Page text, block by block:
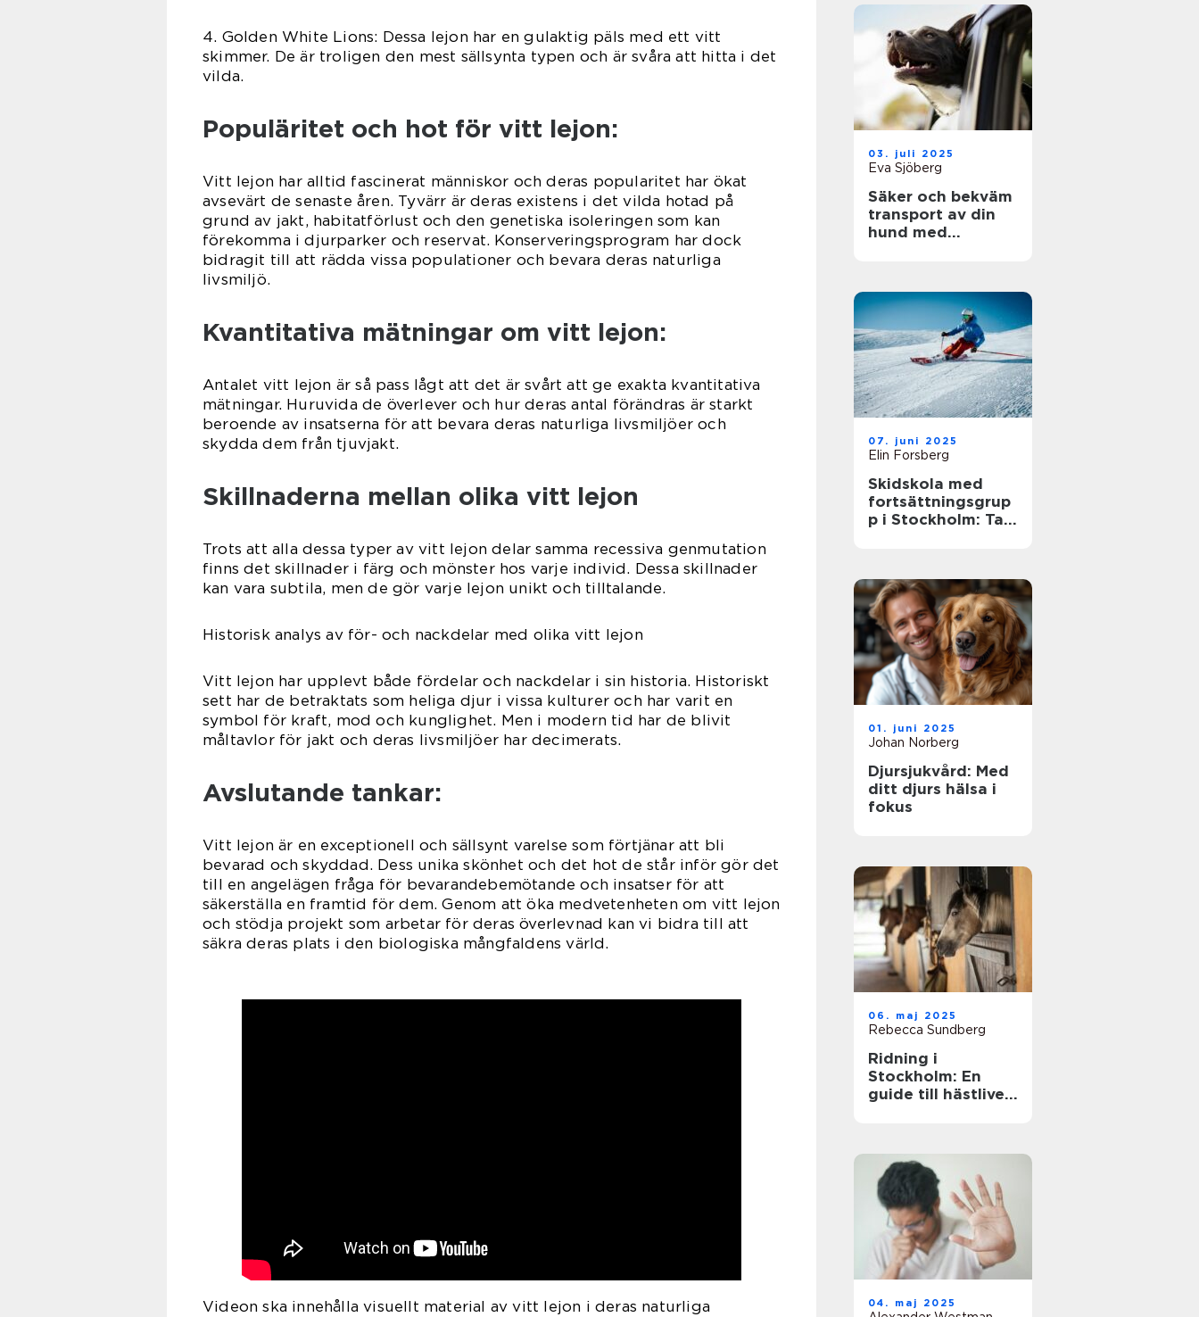
4. Golden White Lions: Dessa lejon har en gulaktig päls med ett vitt
skimmer. De är troligen den mest sällsynta typen och är svåra att hitta i det
vilda.
Populäritet och hot för vitt lejon:
Vitt lejon har alltid fascinerat människor och deras popularitet har ökat
avsevärt de senaste åren. Tyvärr är deras existens i det vilda hotad på
grund av jakt, habitatförlust och den genetiska isoleringen som kan
förekomma i djurparker och reservat. Konserveringsprogram har dock
bidragit till att rädda vissa populationer och bevara deras naturliga
livsmiljö.
Kvantitativa mätningar om vitt lejon:
Antalet vitt lejon är så pass lågt att det är svårt att ge exakta kvantitativa
mätningar. Huruvida de överlever och hur deras antal förändras är starkt
beroende av insatserna för att bevara deras naturliga livsmiljöer och
skydda dem från tjuvjakt.
Skillnaderna mellan olika vitt lejon
Trots att alla dessa typer av vitt lejon delar samma recessiva genmutation
finns det skillnader i färg och mönster hos varje individ. Dessa skillnader
kan vara subtila, men de gör varje lejon unikt och tilltalande.
Historisk analys av för- och nackdelar med olika vitt lejon
Vitt lejon har upplevt både fördelar och nackdelar i sin historia. Historiskt
sett har de betraktats som heliga djur i vissa kulturer och har varit en
symbol för kraft, mod och kunglighet. Men i modern tid har de blivit
måltavlor för jakt och deras livsmiljöer har decimerats.
Avslutande tankar:
Vitt lejon är en exceptionell och sällsynt varelse som förtjänar att bli
bevarad och skyddad. Dess unika skönhet och det hot de står inför gör det
till en angelägen fråga för bevarandebemötande och insatser för att
säkerställa en framtid för dem. Genom att öka medvetenheten om vitt lejon
och stödja projekt som arbetar för deras överlevnad kan vi bidra till att
säkra deras plats i den biologiska mångfaldens värld.
Videon ska innehålla visuellt material av vitt lejon i deras naturliga
03. juli 2025
Eva Sjöberg
Säker och bekväm
transport av din
hund med
07. juni 2025
Elin Forsberg
Skidskola med
fortsättningsgrup
p i Stockholm: Ta
01. juni 2025
Johan Norberg
Djursjukvård: Med
ditt djurs hälsa i
fokus
06. maj 2025
Rebecca Sundberg
Ridning i
Stockholm: En
guide till hästlivet
04. maj 2025